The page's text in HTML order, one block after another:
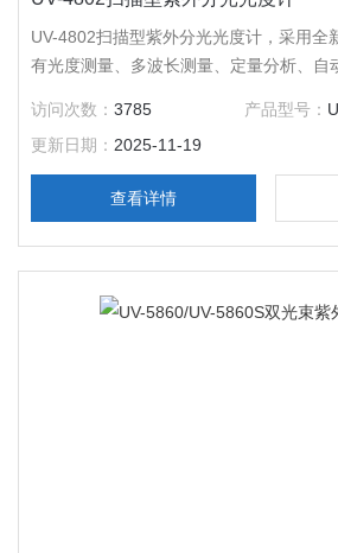
UV-4802扫描型紫外分光光度计，采用全
有光度测量、多波长测量、定量分析、自
工、等领域。GMP三级实验管理实满足制
性标准，*的质量管理和严格监测系统确
访问次数：3785 产品型号：
更新日期： 2025-11-19
查看详情